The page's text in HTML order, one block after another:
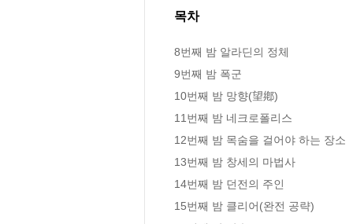
목차
8번째 밤 알라딘의 정체
9번째 밤 폭군
10번째 밤 망향(望鄕)
11번째 밤 네크로폴리스
12번째 밤 목숨을 걸어야 하는 장소
13번째 밤 창세의 마법사
14번째 밤 던전의 주인
15번째 밤 클리어(완전 공략)